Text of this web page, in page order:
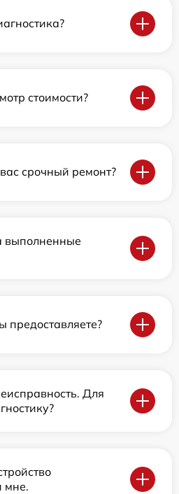
стоимости?
срочный ремонт?
выполненные
предоставляете?
Для
мне.